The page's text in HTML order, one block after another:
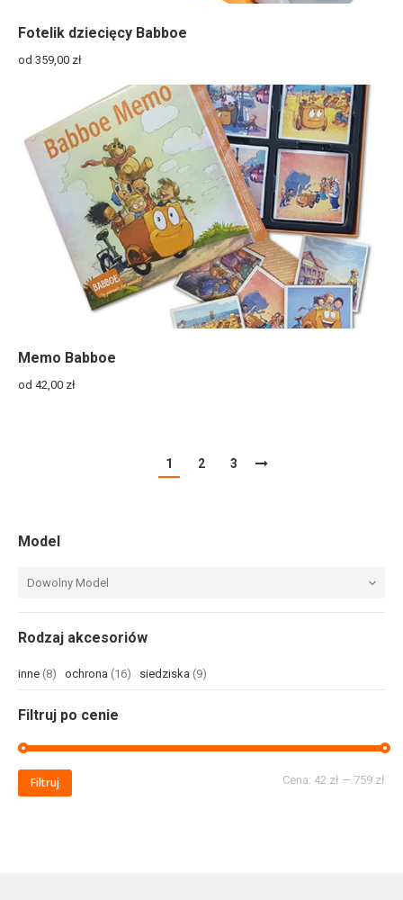
Fotelik dziecięcy Babboe
od 359,00 zł
Memo Babboe
od 42,00 zł
1 2 3
Model
Dowolny Model
Rodzaj akcesoriów
inne (8) ochrona (16) siedziska (9)
Filtruj po cenie
Filtruj Cena: 42 zł — 759 zł